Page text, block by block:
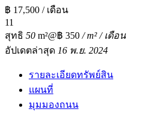
฿ 17,500 / เดือน
11
สุทธิ 50 m²@฿ 350 / m² / เดือน
อัปเดตล่าสุด 16 พ.ย. 2024
รายละเอียดทรัพย์สิน
แผนที่
มุมมองถนน